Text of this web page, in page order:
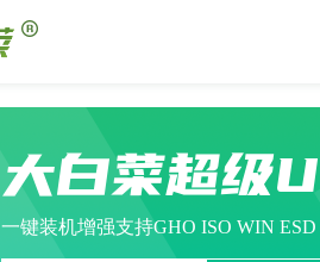
大白菜超级
一键装机增强支持GHO ISO WIN